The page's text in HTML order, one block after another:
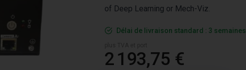
of Deep Learning or Mech-Viz.
Délai de livraison standard : 3 semaines
2 193,75 €